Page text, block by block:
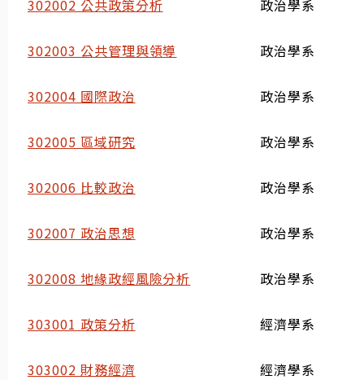
302002 公共政策分析 政治學系
302003 公共管理與領導 政治學系
302004 國際政治 政治學系
302005 區域研究 政治學系
302006 比較政治 政治學系
302007 政治思想 政治學系
302008 地緣政經風險分析 政治學系
303001 政策分析 經濟學系
303002 財務經濟 經濟學系